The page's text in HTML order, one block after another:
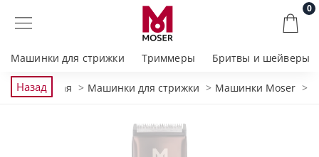
0
Машинки для стрижки Триммеры Бритвы и шейверы
НазадГлавная Машинки для стрижки Машинки Moser